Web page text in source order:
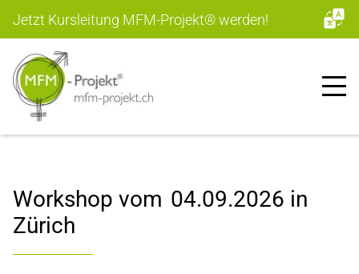
Jetzt Kursleitung MFM-Projekt®werden!
Workshop vom 04.09.2026 in
Zürich